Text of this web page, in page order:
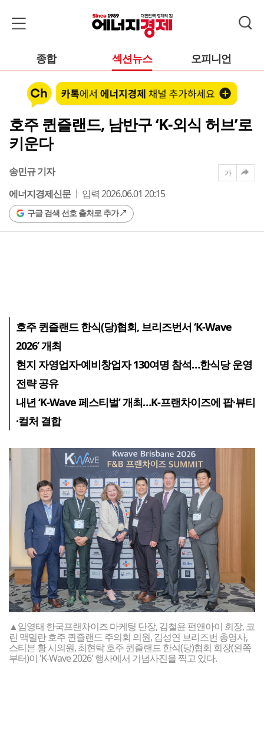
종합 섹션뉴스 오피니언
호주 퀸즐랜드, 남반구 ‘K-외식 허브’로
키운다
송민규 기자
에너지경제신문
입력 2026.06.01 20:15
구글 검색 선호 출처로 추가
가
호주 퀸즐랜드 한식(당)협회, 브리즈번서 ‘K-Wave
2026’ 개최
현지 자영업자·예비창업자 130여명 참석…한식당 운영
전략 공유
내년 ‘K-Wave 페스티벌’ 개최…K-프랜차이즈에 팝·뷰티
·컬처 결합
▲임영태 한국프랜차이즈 마케팅 단장, 김철윤 펀앤아이 회장, 코
린 맥밀란 호주 퀸즐랜드 주의회 의원, 김성연 브리즈번 총영사,
스티븐 황 시의원, 최현탁 호주 퀸즐랜드 한식(당)협회 회장(왼쪽
부터)이 'K-Wave 2026' 행사에서 기념사진을 찍고 있다.